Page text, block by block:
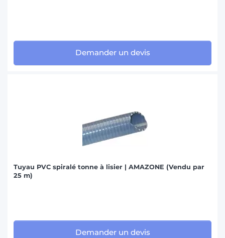
Demander un devis
Tuyau PVC spiralé tonne à lisier | AMAZONE (Vendu par
25 m)
Demander un devis